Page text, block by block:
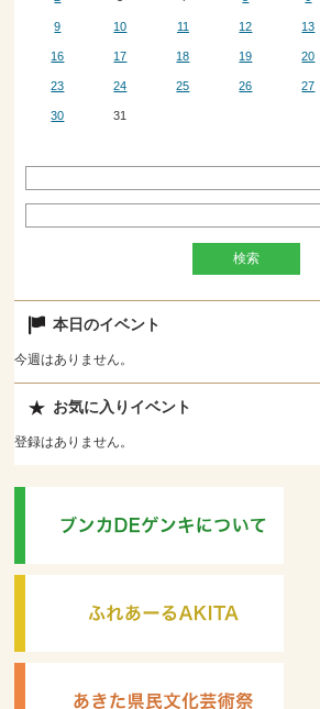
9 10 11 12 13
16 17 18 19 20
23 24 25 26 27
30 31
本日のイベント
今週はありません。
お気に入りイベント
登録はありません。